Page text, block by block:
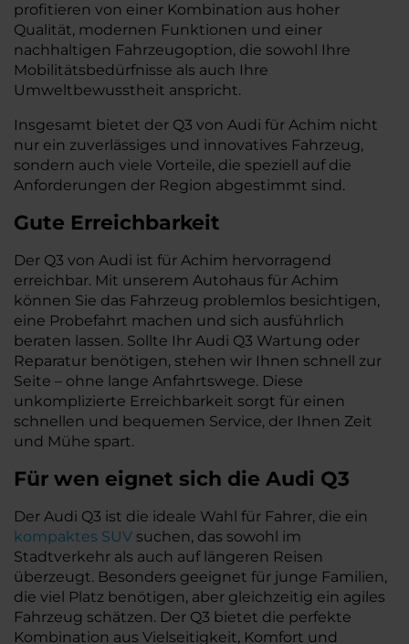
profitieren von einer Kombination aus hoher
Qualität, modernen Funktionen und einer
nachhaltigen Fahrzeugoption, die sowohl Ihre
Mobilitätsbedürfnisse als auch Ihre
Umweltbewusstheit anspricht.
Insgesamt bietet der Q3 von Audi für Achim nicht
nur ein zuverlässiges und innovatives Fahrzeug,
sondern auch viele Vorteile, die speziell auf die
Anforderungen der Region abgestimmt sind.
Gute Erreichbarkeit
Der Q3 von Audi ist für Achim hervorragend
erreichbar. Mit unserem Autohaus für Achim
können Sie das Fahrzeug problemlos besichtigen,
eine Probefahrt machen und sich ausführlich
beraten lassen. Sollte Ihr Audi Q3 Wartung oder
Reparatur benötigen, stehen wir Ihnen schnell zur
Seite – ohne lange Anfahrtswege. Diese
unkomplizierte Erreichbarkeit sorgt für einen
schnellen und bequemen Service, der Ihnen Zeit
und Mühe spart.
Für wen eignet sich die Audi Q3
Der Audi Q3 ist die ideale Wahl für Fahrer, die ein
kompaktes SUV suchen, das sowohl im
Stadtverkehr als auch auf längeren Reisen
überzeugt. Besonders geeignet für junge Familien,
die viel Platz benötigen, aber gleichzeitig ein agiles
Fahrzeug schätzen. Der Q3 bietet die perfekte
Kombination aus Vielseitigkeit, Komfort und